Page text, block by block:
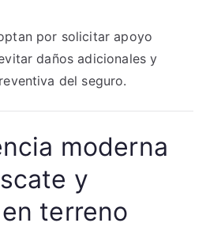
por solicitar apoyo
daños adicionales y
del seguro.
moderna
y
terreno